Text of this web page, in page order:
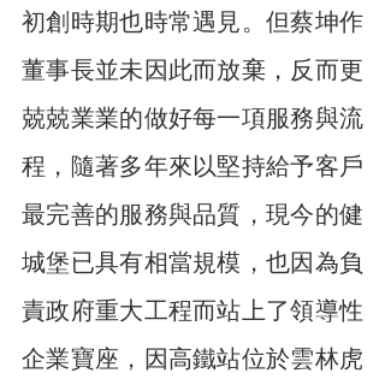
初創時期也時常遇見。但蔡坤作
董事長並未因此而放棄，反而更
兢兢業業的做好每一項服務與流
程，隨著多年來以堅持給予客戶
最完善的服務與品質，現今的健
城堡已具有相當規模，也因為負
責政府重大工程而站上了領導性
企業寶座，因高鐵站位於雲林虎